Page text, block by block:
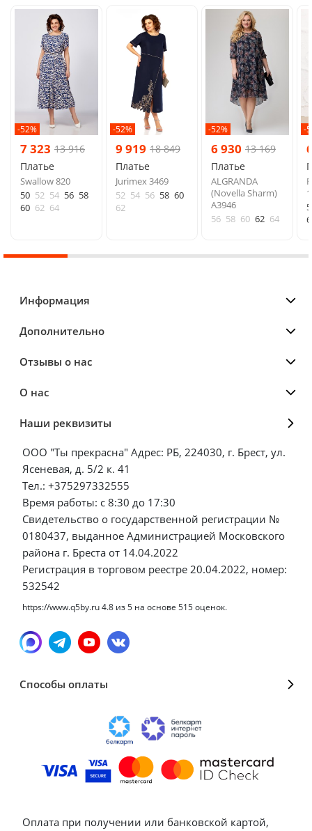
-52%
7 323 13 916
Платье
Swallow 820
50 52 54 56 58
60 62 64
-52%
9 919 18 849
Платье
Jurimex 3469
52 54 56 58 60
62
-52%
6 930 13 169
Платье
ALGRANDA
(Novella Sharm)
A3946
56 58 60 62 64
-
Информация
Дополнительно
Отзывы о нас
О нас
Наши реквизиты
ООО "Ты прекрасна" Адрес: РБ, 224030, г. Брест, ул.
Ясеневая, д. 5/2 к. 41
Тел.: +375297332555
Время работы: с 8:30 до 17:30
Свидетельство о государственной регистрации №
0180437, выданное Администрацией Московского
района г. Бреста от 14.04.2022
Регистрация в торговом реестре 20.04.2022, номер:
532542
https://www.q5by.ru4.8 из5 на основе 515оценок.
Способы оплаты
Оплата при получении или банковской картой,